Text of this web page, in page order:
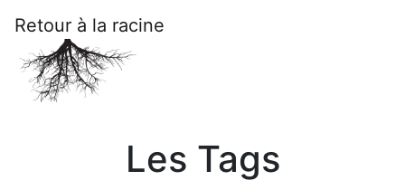
Retour à la racine
Les Tags